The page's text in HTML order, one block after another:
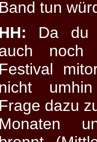
Band tun
HH: Da du
noch
Festival
nicht
Frage dazu
Monaten